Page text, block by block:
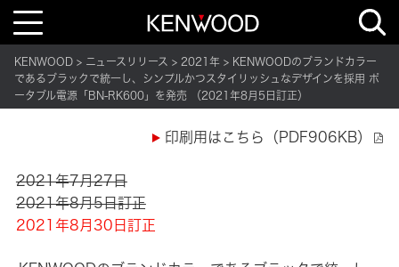
T
l
e
n
a
i
n
KENWOOD ニュースリリース 2021年
KENWOODのブランドカラー
であるブラックで統一し、シンプルかつスタイリッシュなデザインを採用 ポ
ータブル電源「BN-RK600」を発売 （2021年8月5日訂正）
印刷用はこちら（PDF906KB）
2021年7月27日
2021年8月5日訂正
2021年8月30日訂正